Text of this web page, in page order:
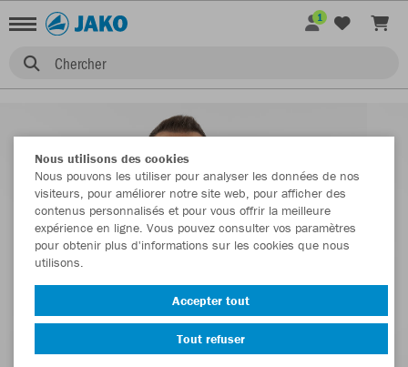
Chercher
1
Nous utilisons des cookies
Nous pouvons les utiliser pour analyser les données de nos
visiteurs, pour améliorer notre site web, pour afficher des
contenus personnalisés et pour vous offrir la meilleure
expérience en ligne. Vous pouvez consulter vos paramètres
pour obtenir plus d'informations sur les cookies que nous
utilisons.
Accepter tout
Tout refuser